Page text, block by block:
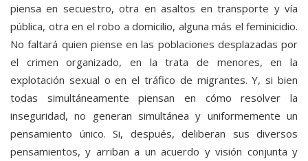
piensa en secuestro, otra en asaltos en transporte y vía
pública, otra en el robo a domicilio, alguna más el feminicidio.
No faltará quien piense en las poblaciones desplazadas por
el crimen organizado, en la trata de menores, en la
explotación sexual o en el tráfico de migrantes. Y, si bien
todas simultáneamente piensan en cómo resolver la
inseguridad, no generan simultánea y uniformemente un
pensamiento único. Si, después, deliberan sus diversos
pensamientos, y arriban a un acuerdo y visión conjunta y